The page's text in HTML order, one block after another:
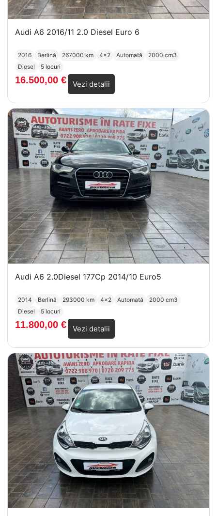
Audi A6 2016/11 2.0 Diesel Euro 6
2016 Berlină 267000 km 4x2 Automată
2000 cm3
Diesel
5 locuri
16.500,00 € Vezi detalii
Audi A6 2.0Diesel 177Cp 2014/10 Euro5
2014 Berlină 293000 km 4x2 Automată
2000 cm3
Diesel
5 locuri
11.800,00 € Vezi detalii